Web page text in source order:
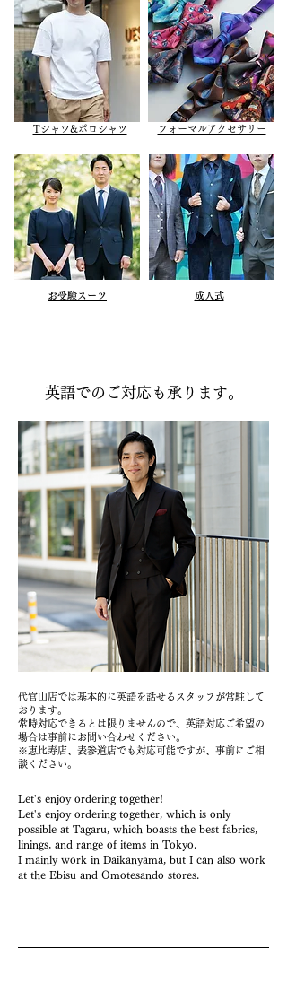
Tシャツ&ポロシャツ フォーマルアクセサリー
お受験スーツ 成人式
英語でのご対応も承ります。
代官山店では基本的に英語を話せるスタッフが常駐して
おります。
常時対応できるとは限りませんので、英語対応ご希望の
場合は事前にお問い合わせください。
​※​恵比寿店、表参道店でも対応可能ですが、事前にご相
談ください。
Let's enjoy ordering together!
Let's enjoy ordering together, which is only
possible at Tagaru, which boasts the best fabrics,
linings, and range of items in Tokyo.
I mainly work in Daikanyama, but I can also work
at the Ebisu and Omotesando stores.